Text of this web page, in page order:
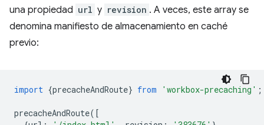
una propiedad url y revision . A veces, este array se
denomina manifiesto de almacenamiento en caché
previo:
import {precacheAndRoute} from 'workbox-precaching' ;
precacheAndRoute([